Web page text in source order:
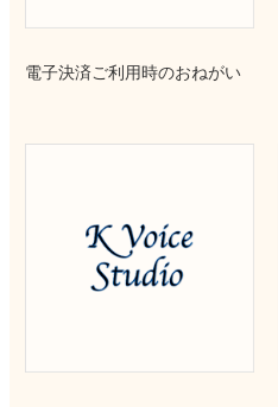
電子決済ご利用時のおねがい